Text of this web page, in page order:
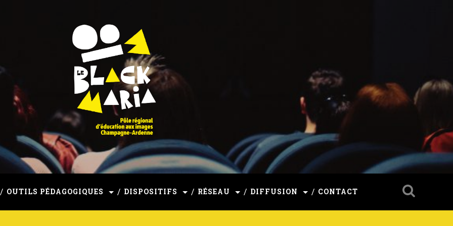
Ardenne
OUTILS PÉDAGOGIQUES DISPOSITIFS RÉSEAU DIFFUSION CONTACT